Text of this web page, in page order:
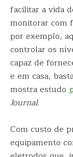
facilitar a vida
monitorar com
por exemplo,
controlar os
capaz de
e em casa,
mostra estudo
Journal.
Com custo de
equipamento